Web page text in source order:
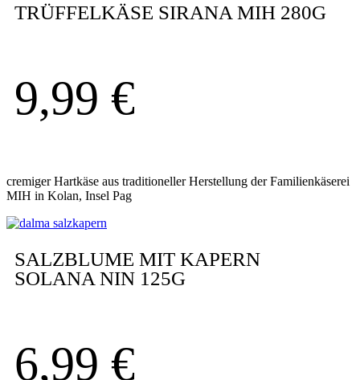
TRÜFFELKÄSE SIRANA MIH 280G
9,99 €
cremiger Hartkäse aus traditioneller Herstellung der Familienkäserei
MIH in Kolan, Insel Pag
SALZBLUME MIT KAPERN
SOLANA NIN 125G
6,99 €